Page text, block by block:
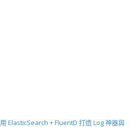
用 ElasticSearch + FluentD 打造 Log 神器與